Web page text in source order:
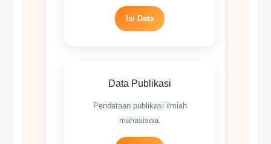
Isi Data
Data Publikasi
Pendataan publikasi ilmiah
mahasiswa.